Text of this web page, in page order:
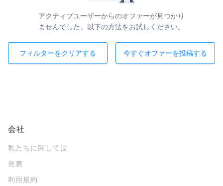
アクティブユーザーからのオファーが見つかり
ませんでした。以下の方法をお試しください。
フィルターをクリアする 今すぐオファーを投稿する
会社
私たちに関しては
発表
利用規約